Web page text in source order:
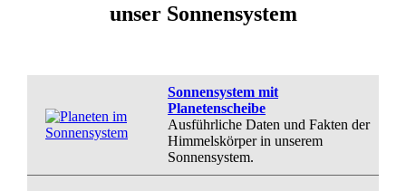
unser Sonnensystem
Sonnensystem mit
Planetenscheibe
Ausführliche Daten und Fakten der
Himmelskörper in unserem
Sonnensystem.